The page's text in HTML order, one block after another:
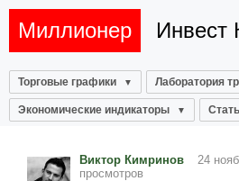
Миллионер Инвест
Торговые графики Лаборатория
Экономические индикаторы
Виктор Кимринов 24
просмотров